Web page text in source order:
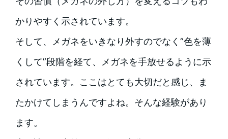
かりやすく示されています。
そして、メガネをいきなり外すのでなく”色を薄
くして”段階を経て、メガネを手放せるように示
されています。ここはとても大切だと感じ、ま
たかけてしまうんですよね。そんな経験があり
ます。